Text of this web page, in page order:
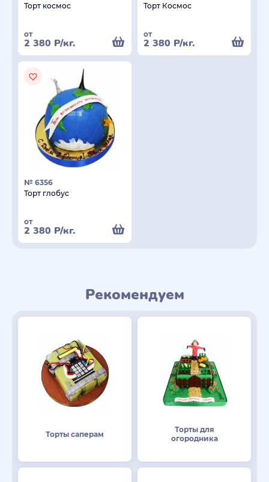
Торт космос
от
2 380 Р/кг.
Торт Космос
от
2 380 Р/кг.
№ 6356
Торт глобус
от
2 380 Р/кг.
Рекомендуем
Торты саперам
Торты для
огородника